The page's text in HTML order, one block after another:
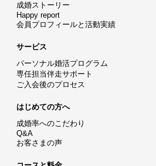
成婚ストーリー
Happy report
会員プロフィールと活動実績
サービス
パーソナル婚活プログラム
専任担当伴走サポート
ご入会後のプロセス
はじめての方へ
成婚率へのこだわり
Q&A
お客さまの声